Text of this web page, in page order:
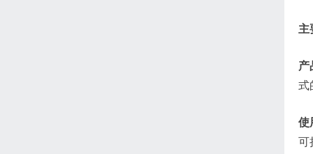
主
产
式
使
可